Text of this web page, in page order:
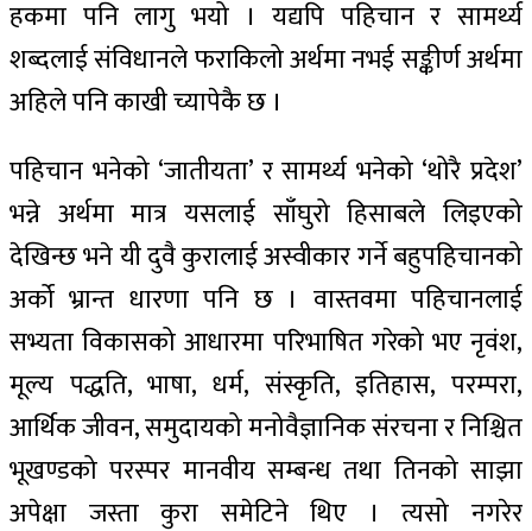
हकमा पनि लागु भयो । यद्यपि पहिचान र सामर्थ्य
शब्दलाई संविधानले फराकिलो अर्थमा नभई सङ्कीर्ण अर्थमा
अहिले पनि काखी च्यापेकै छ ।
पहिचान भनेको ‘जातीयता’ र सामर्थ्य भनेको ‘थोरै प्रदेश’
भन्ने अर्थमा मात्र यसलाई साँघुरो हिसाबले लिइएको
देखिन्छ भने यी दुवै कुरालाई अस्वीकार गर्ने बहुपहिचानको
अर्को भ्रान्त धारणा पनि छ । वास्तवमा पहिचानलाई
सभ्यता विकासको आधारमा परिभाषित गरेको भए नृवंश,
मूल्य पद्धति, भाषा, धर्म, संस्कृति, इतिहास, परम्परा,
आर्थिक जीवन, समुदायको मनोवैज्ञानिक संरचना र निश्चित
भूखण्डको परस्पर मानवीय सम्बन्ध तथा तिनको साझा
अपेक्षा जस्ता कुरा समेटिने थिए । त्यसो नगरेर